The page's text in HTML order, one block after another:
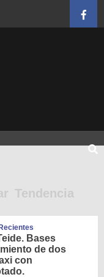
Tendencia
Recientes
Bases
de dos
con